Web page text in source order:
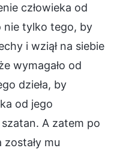
człowieka od
nie tylko tego, by
i wziął na siebie
wymagało od
dzieła, by
od jego
A zatem po
mu